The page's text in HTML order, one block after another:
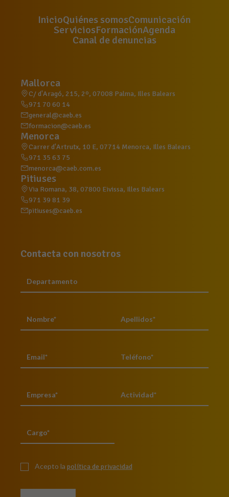
InicioQuiénes somosComunicación
ServiciosFormaciónAgenda
Canal de denuncias
Mallorca
C/ d'Aragó, 215, 2º, 07008 Palma, Illes Balears
971 70 60 14
general@caeb.es
formacion@caeb.es
Menorca
Carrer d'Artrutx, 10 E, 07714 Menorca, Illes Balears
971 35 63 75
menorca@caeb.com.es
Pitiuses
Via Romana, 38, 07800 Eivissa, Illes Balears
971 39 81 39
pitiuses@caeb.es
Contacta con nosotros
Acepto la política de privacidad